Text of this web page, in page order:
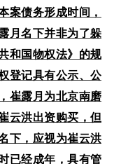
案债务形成时间，
月名下并非为了躲
和国物权法》的规
登记具有公示、公
崔露月为北京南磨
云洪出资购买，但
下，应视为崔云洪
已经成年，具有管